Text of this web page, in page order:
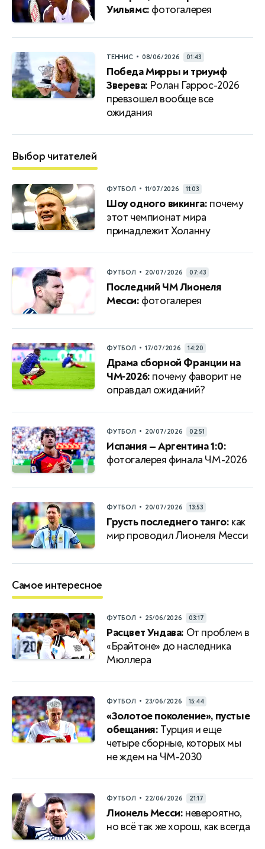
Уильямс: фотогалерея
ТЕННИС • 08/06/2026 01:43
Победа Мирры и триумф
Зверева: Ролан Гаррос-2026
превзошел вообще все
ожидания
Выбор читателей
ФУТБОЛ • 11/07/2026 11:03
Шоу одного викинга: почему
этот чемпионат мира
принадлежит Холанну
ФУТБОЛ • 20/07/2026 07:43
Последний ЧМ Лионеля
Месси: фотогалерея
ФУТБОЛ • 17/07/2026 14:20
Драма сборной Франции на
ЧМ‑2026: почему фаворит не
оправдал ожиданий?
ФУТБОЛ • 20/07/2026 02:51
Испания — Аргентина 1:0:
фотогалерея финала ЧМ-2026
ФУТБОЛ • 20/07/2026 13:53
Грусть последнего танго: как
мир проводил Лионеля Месси
Самое интересное
ФУТБОЛ • 25/06/2026 03:17
Расцвет Ундава: От проблем в
«Брайтоне» до наследника
Мюллера
ФУТБОЛ • 23/06/2026 15:44
«Золотое поколение», пустые
обещания: Турция и еще
четыре сборные, которых мы
не ждем на ЧМ-2030
ФУТБОЛ • 22/06/2026 21:17
Лионель Месси: невероятно,
но всё так же хорош, как всегда